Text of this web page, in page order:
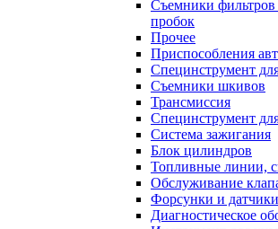
Съемники
пробок
Прочее
Приспособления
Специнструмент
Съемники шкивов
Трансмиссия
Специнструмент
Система зажигания
Блок цилиндров
Топливные линии,
Обслуживание
Форсунки и датчики
Диагностическое